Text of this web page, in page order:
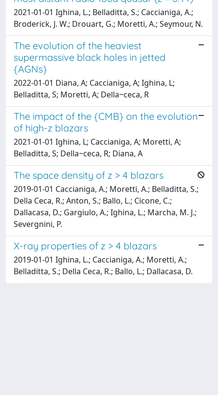
2021-01-01 Ighina, L.; Belladitta, S.; Caccianiga, A.;
Broderick, J. W.; Drouart, G.; Moretti, A.; Seymour, N.
The evolution of the heaviest
supermassive black holes in jetted
{AGNs}
2022-01-01 Diana, A; Caccianiga, A; Ighina, L;
Belladitta, S; Moretti, A; Della~ceca, R
The impact of the {CMB} on the evolution
of high-z blazars
2021-01-01 Ighina, L; Caccianiga, A; Moretti, A;
Belladitta, S; Della~ceca, R; Diana, A
The space density of z > 4 blazars
2019-01-01 Caccianiga, A.; Moretti, A.; Belladitta, S.;
Della Ceca, R.; Anton, S.; Ballo, L.; Cicone, C.;
Dallacasa, D.; Gargiulo, A.; Ighina, L.; Marcha, M. J.;
Severgnini, P.
X-ray properties of z > 4 blazars
2019-01-01 Ighina, L.; Caccianiga, A.; Moretti, A.;
Belladitta, S.; Della Ceca, R.; Ballo, L.; Dallacasa, D.